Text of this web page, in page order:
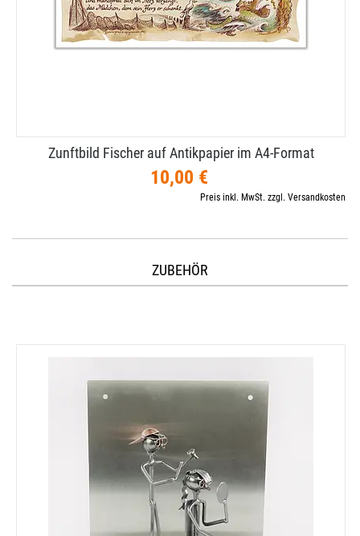
Zunftbild Fischer auf Antikpapier im A4-​Format
10,00 €
Preis inkl. MwSt. zzgl. Versandkosten
ZUBEHÖR